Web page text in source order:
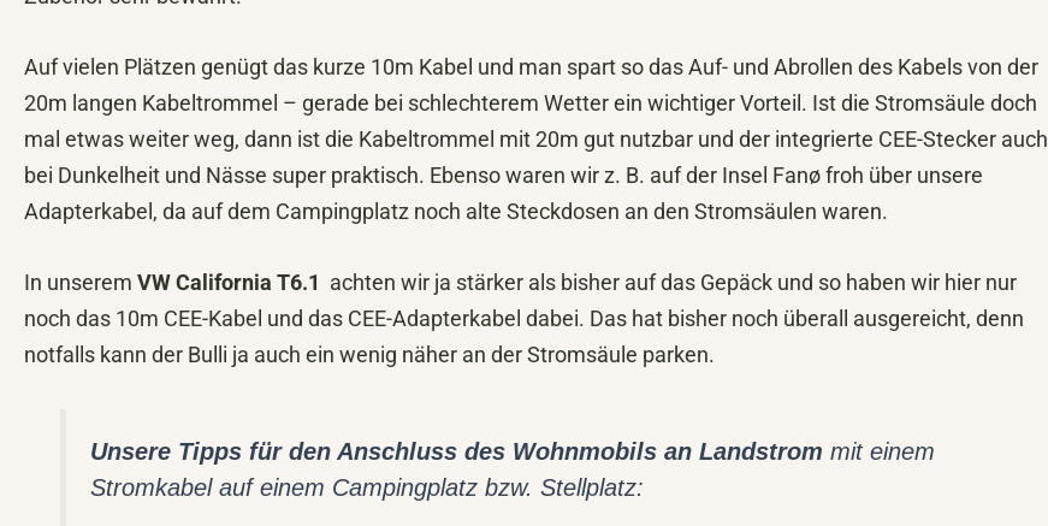
Auf vielen Plätzen genügt das kurze 10m Kabel und man spart so das Auf- und Abrollen des Kabels von der
20m langen Kabeltrommel – gerade bei schlechterem Wetter ein wichtiger Vorteil. Ist die Stromsäule doch
mal etwas weiter weg, dann ist die Kabeltrommel mit 20m gut nutzbar und der integrierte CEE-Stecker auch
bei Dunkelheit und Nässe super praktisch. Ebenso waren wir z. B. auf der Insel Fanø froh über unsere
Adapterkabel, da auf dem Campingplatz noch alte Steckdosen an den Stromsäulen waren.
In unserem VW California T6.1 achten wir ja stärker als bisher auf das Gepäck und so haben wir hier nur
noch das 10m CEE-Kabel und das CEE-Adapterkabel dabei. Das hat bisher noch überall ausgereicht, denn
notfalls kann der Bulli ja auch ein wenig näher an der Stromsäule parken.
Unsere Tipps für den Anschluss des Wohnmobils an Landstrom mit einem
Stromkabel auf einem Campingplatz bzw. Stellplatz: